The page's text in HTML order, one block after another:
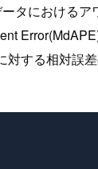
タにおけるア
対する相対誤